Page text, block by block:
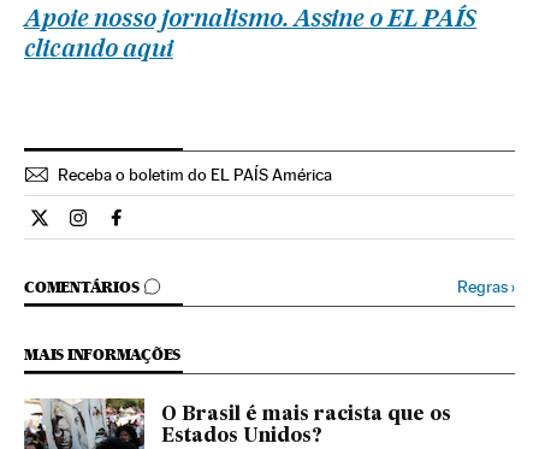
Apoie nosso jornalismo. Assine o EL PAÍS
clicando aqui
Receba o boletim do EL PAÍS América
Internacional El País Brasil en Twitter
Internacional El País Brasil en Instagram
Internacional El País Brasil en Facebook
COMENTÁRIOS
COMENTÁRIOS Regras›
MAIS INFORMAÇÕES
O Brasil é mais racista que os
Estados Unidos?